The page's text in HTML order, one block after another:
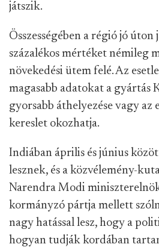
játszik.
Összességében a régió jó úton
százalékos mértéket némileg
növekedési ütem felé. Az
magasabb adatokat a gyártás
gyorsabb áthelyezése vagy az
kereslet okozhatja.
Indiában április és június
lesznek, és a közvélemény-
Narendra Modi
kormányzó pártja mellett
nagy hatással lesz, hogy a
hogyan tudják kordában